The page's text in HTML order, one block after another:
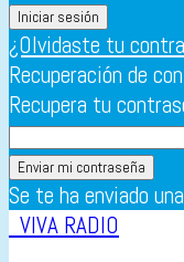
¿Olvidaste tu
Recuperación de
Recupera tu
Se te ha enviado
VIVA RADIO